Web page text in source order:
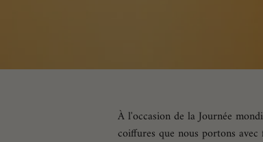
À l'occasion de la Journée
coiffures que nous portons